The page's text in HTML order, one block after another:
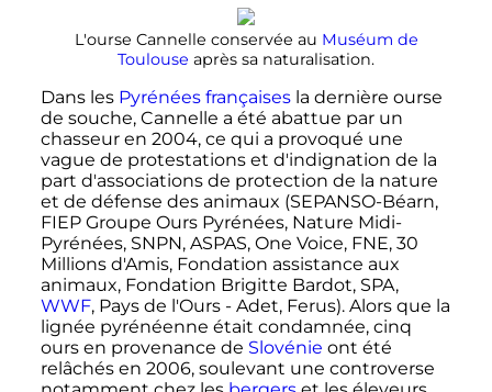
L'ourse Cannelle conservée au Muséum de
Toulouse après sa naturalisation.
Dans les Pyrénées françaisesla dernière ourse
de souche, Cannelle a été abattue par un
chasseur en 2004, ce qui a provoqué une
vague de protestations et d'indignation de la
part d'associations de protection de la nature
et de défense des animaux (SEPANSO-Béarn,
FIEP Groupe Ours Pyrénées, Nature Midi-
Pyrénées, SNPN, ASPAS, One Voice, FNE, 30
Millions d'Amis, Fondation assistance aux
animaux, Fondation Brigitte Bardot, SPA,
WWF, Pays de l'Ours - Adet, Ferus). Alors que la
lignée pyrénéenne était condamnée, cinq
ours en provenance de Slovénie ont été
relâchés en 2006, soulevant une controverse